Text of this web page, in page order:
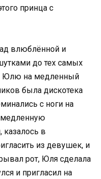
принца с
влюблённой и
до тех самых
Юлю на медленный
была дискотека
с ноги на
медленную
в
из девушек, и
рот, Юля сделала
и пригласил на